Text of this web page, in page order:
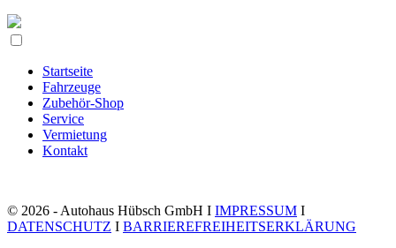
Startseite
Fahrzeuge
Zubehör-Shop
Service
Vermietung
Kontakt
© 2026 - Autohaus Hübsch GmbH I IMPRESSUM I
DATENSCHUTZ I BARRIEREFREIHEITSERKLÄRUNG